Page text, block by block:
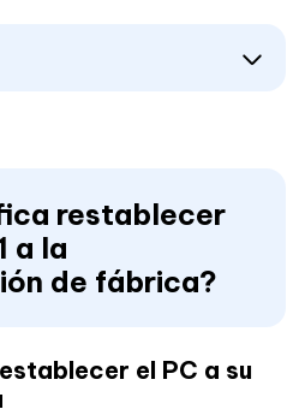
restablecer
a la
de fábrica?
el PC a su